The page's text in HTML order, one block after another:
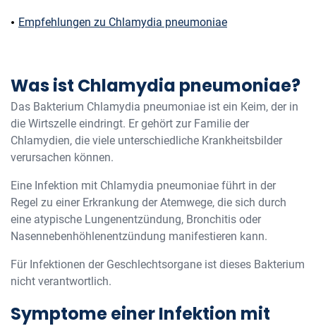
Empfehlungen zu Chlamydia pneumoniae
Was ist Chlamydia pneumoniae?
Das Bakterium Chlamydia pneumoniae ist ein Keim, der in
die Wirtszelle eindringt. Er gehört zur Familie der
Chlamydien, die viele unterschiedliche Krankheitsbilder
verursachen können.
Eine Infektion mit Chlamydia pneumoniae führt in der
Regel zu einer Erkrankung der Atemwege, die sich durch
eine atypische Lungenentzündung, Bronchitis oder
Nasennebenhöhlenentzündung manifestieren kann.
Für Infektionen der Geschlechtsorgane ist dieses Bakterium
nicht verantwortlich.
Symptome einer Infektion mit